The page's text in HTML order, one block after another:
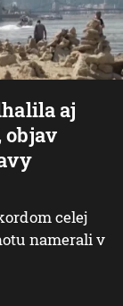
aj
objav
celej
namerali v